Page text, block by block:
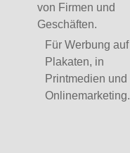
von Firmen und
Geschäften.
Für Werbung auf
Plakaten, in
Printmedien und
Onlinemarketing.